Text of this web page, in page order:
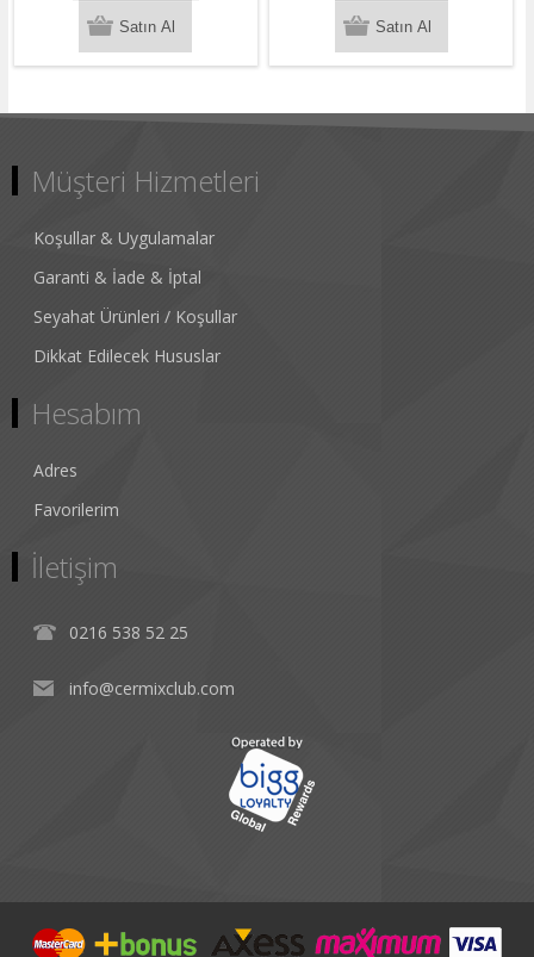
Müşteri Hizmetleri
Koşullar & Uygulamalar
Garanti & İade & İptal
Seyahat Ürünleri / Koşullar
Dikkat Edilecek Hususlar
Hesabım
Adres
Favorilerim
İletişim
0216 538 52 25
info@cermixclub.com